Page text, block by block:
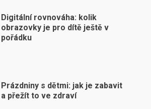
Digitální rovnováha: kolik
obrazovky je pro dítě ještě v
pořádku
Prázdniny s dětmi: jak je zabavit
a přežít to ve zdraví